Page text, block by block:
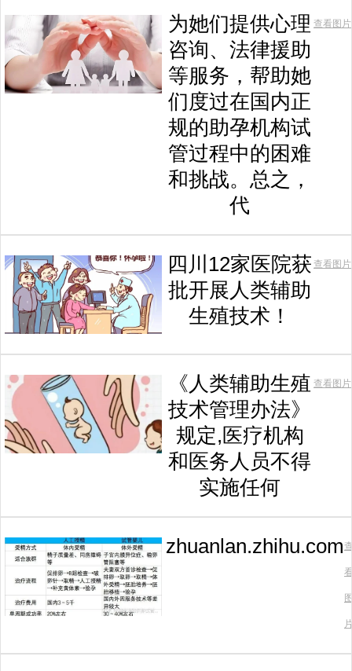
为她们提供心理
咨询、法律援助
等服务，帮助她
们度过在国内正
规的助孕机构试
管过程中的困难
和挑战。总之，
代
查看图片
四川12家医院获
批开展人类辅助
生殖技术！
查看图片
《人类辅助生殖
技术管理办法》
规定,医疗机构
和医务人员不得
实施任何
查看图片
zhuanlan.zhihu.com